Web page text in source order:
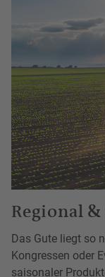
Regional
Das Gute liegt so
Kongressen oder
saisonaler